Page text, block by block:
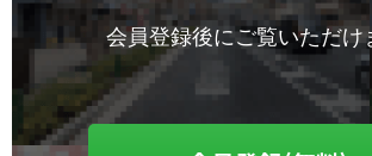
会員登録後にご覧いただけ